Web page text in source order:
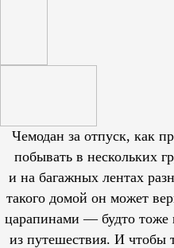
Чемодан за отпуск, как
побывать в нескольких
и на багажных лентах
такого домой он может
царапинами — будто тоже
из путешествия. И чтобы